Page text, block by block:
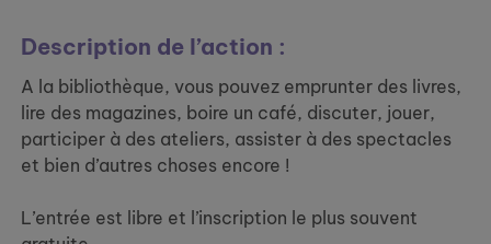
Description de l’action :
A la bibliothèque, vous pouvez emprunter des livres,
lire des magazines, boire un café, discuter, jouer,
participer à des ateliers, assister à des spectacles
et bien d’autres choses encore !
L’entrée est libre et l’inscription le plus souvent